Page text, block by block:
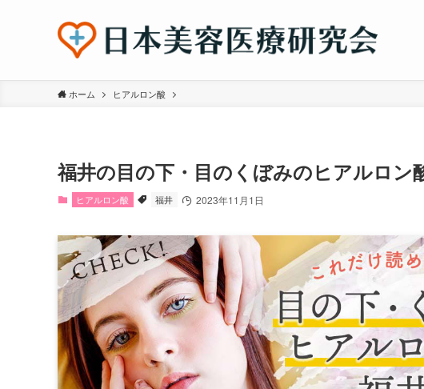
ホーム ヒアルロン酸
福井の目の下・目のくぼみのヒアルロ
ヒアルロン酸 福井 2023年11月1日